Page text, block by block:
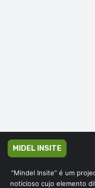
MIDEL INSITE
“Mindel Insite” é um
noticioso cujo elemento